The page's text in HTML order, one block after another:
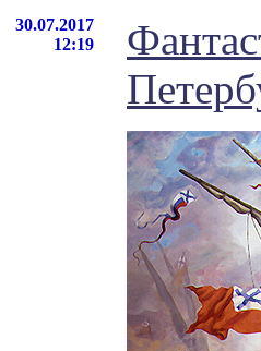
30.07.2017
12:19